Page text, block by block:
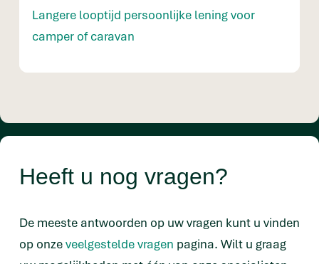
Langere looptijd persoonlijke lening voor
camper of caravan
Heeft u nog vragen?
De meeste antwoorden op uw vragen kunt u vinden
op onzeveelgestelde vragen pagina. Wilt u graag